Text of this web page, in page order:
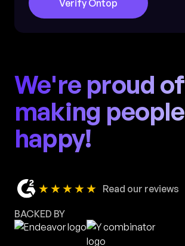
Verify Ontop
We're proud of
making people
happy!
★★★★★ Read our reviews
BACKED BY